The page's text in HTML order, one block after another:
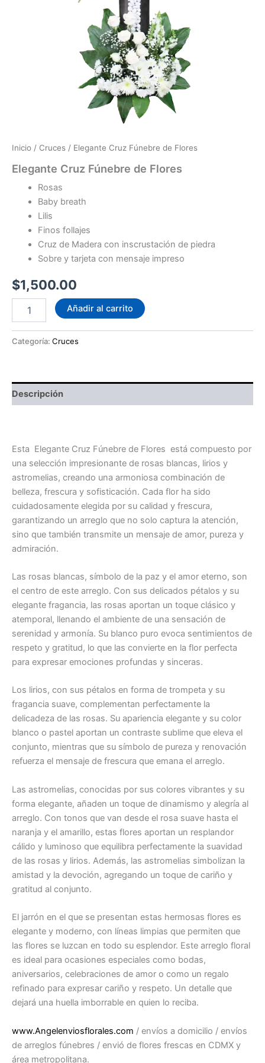
Inicio / Cruces / Elegante Cruz Fúnebre de Flores
Elegante Cruz Fúnebre de Flores
Rosas
Baby breath
Lilis
Finos follajes
Cruz de Madera con inscrustación de piedra
Sobre y tarjeta con mensaje impreso
$1,500.00
de
Añadir al carrito
Categoría: Cruces
Descripción
Esta Elegante Cruz Fúnebre de Flores está compuesto por
una selección impresionante de rosas blancas, lirios y
astromelias, creando una armoniosa combinación de
belleza, frescura y sofisticación. Cada flor ha sido
cuidadosamente elegida por su calidad y frescura,
garantizando un arreglo que no solo captura la atención,
sino que también transmite un mensaje de amor, pureza y
admiración.
Las rosas blancas, símbolo de la paz y el amor eterno, son
el centro de este arreglo. Con sus delicados pétalos y su
elegante fragancia, las rosas aportan un toque clásico y
atemporal, llenando el ambiente de una sensación de
serenidad y armonía. Su blanco puro evoca sentimientos de
respeto y gratitud, lo que las convierte en la flor perfecta
para expresar emociones profundas y sinceras.
Los lirios, con sus pétalos en forma de trompeta y su
fragancia suave, complementan perfectamente la
delicadeza de las rosas. Su apariencia elegante y su color
blanco o pastel aportan un contraste sublime que eleva el
conjunto, mientras que su símbolo de pureza y renovación
refuerza el mensaje de frescura que emana el arreglo.
Las astromelias, conocidas por sus colores vibrantes y su
forma elegante, añaden un toque de dinamismo y alegría al
arreglo. Con tonos que van desde el rosa suave hasta el
naranja y el amarillo, estas flores aportan un resplandor
cálido y luminoso que equilibra perfectamente la suavidad
de las rosas y lirios. Además, las astromelias simbolizan la
amistad y la devoción, agregando un toque de cariño y
gratitud al conjunto.
El jarrón en el que se presentan estas hermosas flores es
elegante y moderno, con líneas limpias que permiten que
las flores se luzcan en todo su esplendor. Este arreglo floral
es ideal para ocasiones especiales como bodas,
aniversarios, celebraciones de amor o como un regalo
refinado para expresar cariño y respeto. Un detalle que
dejará una huella imborrable en quien lo reciba.
www.Angelenviosflorales.com / envíos a domicilio / envíos
de arreglos fúnebres / envió de flores frescas en CDMX y
área metropolitana.